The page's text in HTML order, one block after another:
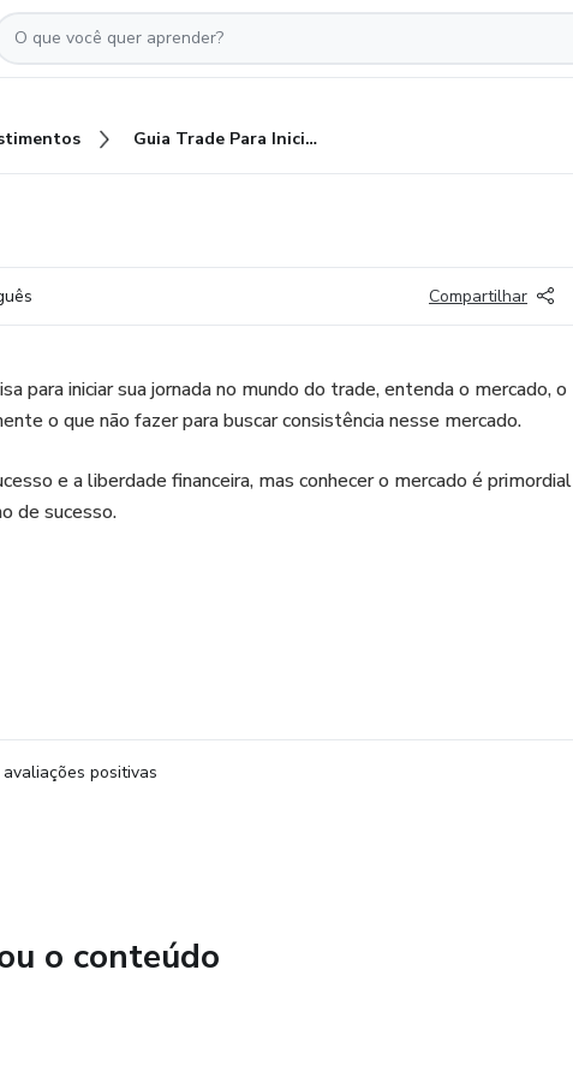
Guia Trade Para Iniciantes
Compartilhar
para iniciar sua jornada no mundo do trade, entenda o mercado, o
o que não fazer para buscar consistência nesse mercado.
e a liberdade financeira, mas conhecer o mercado é primordial
de sucesso.
positivas
o conteúdo